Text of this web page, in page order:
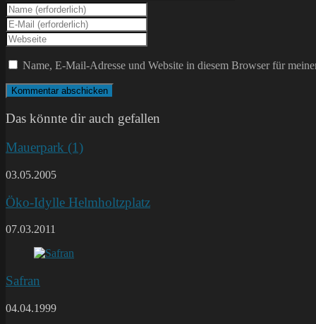
Gib
deinen
Namen
oder
Benutzernamen
zum
Kommentieren
ein
Gib
deine
E-
Mail-
Adresse
zum
Kommentieren
ein
Gib
deine
Website-
ein
(optional)
Name, E-Mail-Adresse und Website in diesem Browser für
Das könnte dir auch gefallen
Mauerpark (1)
03.05.2005
Öko-Idylle Helmholtzplatz
07.03.2011
Safran
04.04.1999